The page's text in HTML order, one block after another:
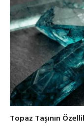
Topaz Taşının